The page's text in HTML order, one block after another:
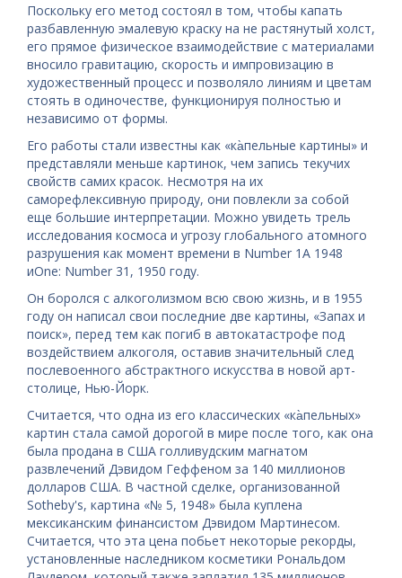
Поскольку его метод состоял в том, чтобы капать
разбавленную эмалевую краску на не растянутый холст,
его прямое физическое взаимодействие с материалами
вносило гравитацию, скорость и импровизацию в
художественный процесс и позволяло линиям и цветам
стоять в одиночестве, функционируя полностью и
независимо от формы.
Его работы стали известны как «ка̀пельные картины» и
представляли меньше картинок, чем запись текучих
свойств самих красок. Несмотря на их
саморефлексивную природу, они повлекли за собой
еще большие интерпретации. Можно увидеть трель
исследования космоса и угрозу глобального атомного
разрушения как момент времени в Number 1A 1948
иOne: Number 31, 1950 году.
Он боролся с алкоголизмом всю свою жизнь, и в 1955
году он написал свои последние две картины, «Запах и
поиск», перед тем как погиб в автокатастрофе под
воздействием алкоголя, оставив значительный след
послевоенного абстрактного искусства в новой арт-
столице, Нью-Йорк.
Считается, что одна из его классических «ка̀пельных»
картин стала самой дорогой в мире после того, как она
была продана в США голливудским магнатом
развлечений Дэвидом Геффеном за 140 миллионов
долларов США. В частной сделке, организованной
Sotheby's, картина «№ 5, 1948» была куплена
мексиканским финансистом Дэвидом Мартинесом.
Считается, что эта цена побьет некоторые рекорды,
установленные наследником косметики Рональдом